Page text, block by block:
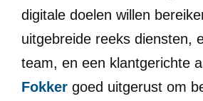
digitale doelen willen
uitgebreide reeks diensten,
team, en een klantgerichte
Fokker goed uitgerust om